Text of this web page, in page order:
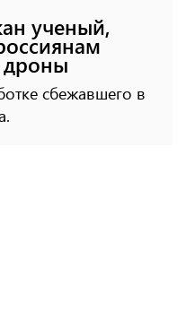
ученый,
дроны
сбежавшего в